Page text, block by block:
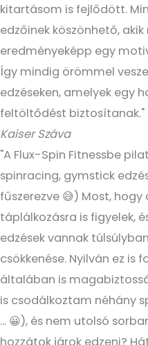
kitartásom is fejlődött.
edzőinek köszönhető,
eredményeképp egy
Így mindig örömmel
edzéseken, amelyek egy
feltöltődést biztosítanak."
Kaiser Száva
"A Flux-Spin Fitnessbe
spinracing, gymstick
fűszerezve 😅) Most,
táplálkozásra is figyelek,
edzések vannak
csökkenése. Nyilván ez is
általában is
is csodálkoztam néhány
... 😀), és nem utolsó
hozzátok járok edzeni?